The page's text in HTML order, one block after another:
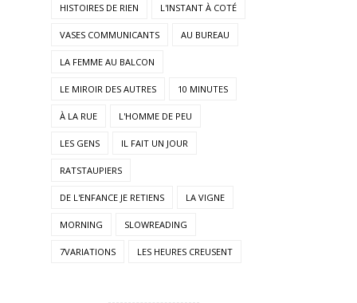
HISTOIRES DE RIEN L'INSTANT À COTÉ
VASES COMMUNICANTS AU BUREAU
LA FEMME AU BALCON
LE MIROIR DES AUTRES 10 MINUTES
À LA RUE L'HOMME DE PEU
LES GENS IL FAIT UN JOUR
RATSTAUPIERS
DE L'ENFANCE JE RETIENS LA VIGNE
MORNING SLOWREADING
7VARIATIONS LES HEURES CREUSENT